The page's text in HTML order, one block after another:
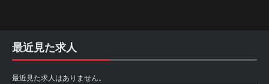
最近見た求人
最近見た求人はありません。